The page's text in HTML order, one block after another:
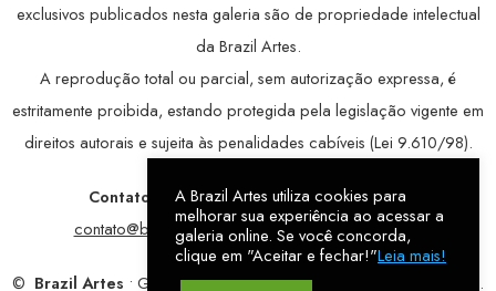
exclusivos publicados nesta galeria são de propriedade intelectual
da Brazil Artes.
A reprodução total ou parcial, sem autorização expressa, é
estritamente proibida, estando protegida pela legislação vigente em
direitos autorais e sujeita às penalidades cabíveis (Lei 9.610/98).
Contatos: WhatsApp:79 9998-1221/ E-mail:
contato@brazilartes.com/ Instagram:@brazilartes
© Brazil Artes • Galeria Online.9 anosde história (2017 – 2026).
A Brazil Artes utiliza cookies para
melhorar sua experiência ao acessar a
galeria online. Se você concorda,
clique em "Aceitar e fechar!"Leia mais!